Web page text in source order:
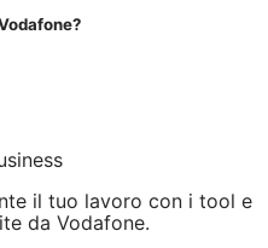
il tuo lavoro con i tool e
da Vodafone.